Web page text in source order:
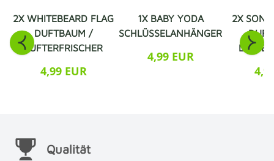
2X WHITEBEARD FLAG
DUFTBAUM /
LUFTERFRISCHER
4,99 EUR
1X BABY YODA
SCHLÜSSELANHÄNGER
4,99 EUR
2X SON-
Qualität